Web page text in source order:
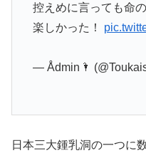
控えめに言っても命
楽しかった！
— Ådmin🌂
日本三大鍾乳洞の一つに